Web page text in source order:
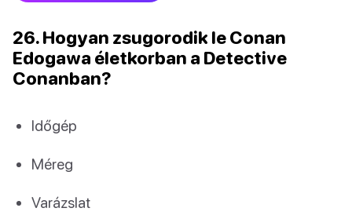
26. Hogyan zsugorodik le Conan
Edogawa életkorban a Detective
Conanban?
Időgép
Méreg
Varázslat